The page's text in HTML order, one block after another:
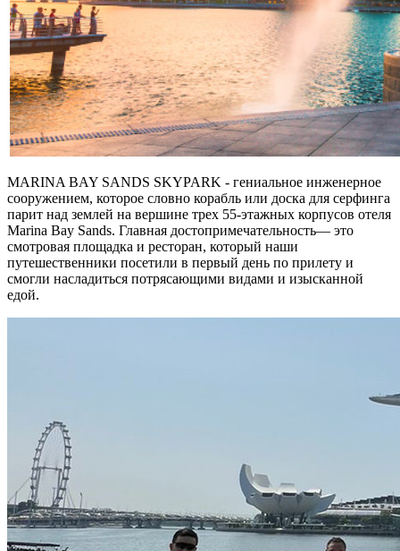
MARINA BAY SANDS SKYPARK - гениальное инженерное
сооружением, которое словно корабль или доска для серфинга
парит над землей на вершине трех 55-этажных корпусов отеля
Marina Bay Sands. Главная достопримечательность— это
смотровая площадка и ресторан, который наши
путешественники посетили в первый день по прилету и
смогли насладиться потрясающими видами и изысканной
едой.